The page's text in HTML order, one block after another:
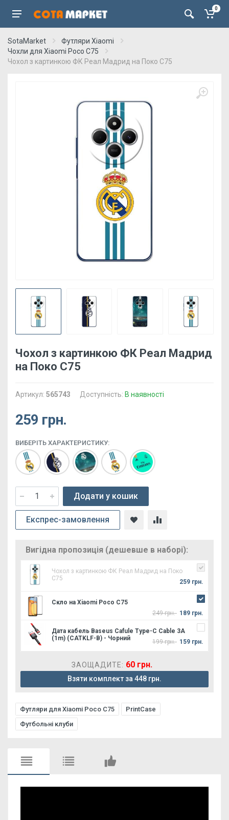
0
SotaMarket
Футляри Xiaomi
Чохли для Xiaomi Poco C75
Чохол з картинкою ФК Реал Мадрид на Поко С75
Чохол з картинкою ФК Реал Мадрид
на Поко С75
Артикул: 565743 Доступність: В наявності
259 грн.
ВИБЕРІТЬ ХАРАКТЕРИСТИКУ:
Додати у кошик
Експрес-замовлення
Вигідна пропозиція (дешевше в наборі):
Чохол з картинкою ФК Реал Мадрид на Поко
С75
259 грн.
Скло на Xiaomi Poco C75
249 грн. 189 грн.
Дата кабель Baseus Cafule Type-C Cable 3A
(1m) (CATKLF-B) - Чорний
199 грн. 159 грн.
ЗАОЩАДИТЕ: 60 грн.
Взяти комплект за 448 грн.
Футляри для Xiaomi Poco C75
PrintCase
Футбольні клуби